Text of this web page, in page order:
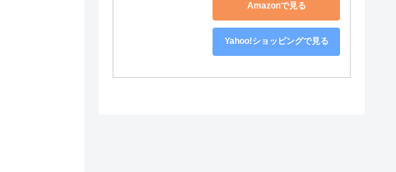
Amazonで見る
Yahoo!ショッピングで見る